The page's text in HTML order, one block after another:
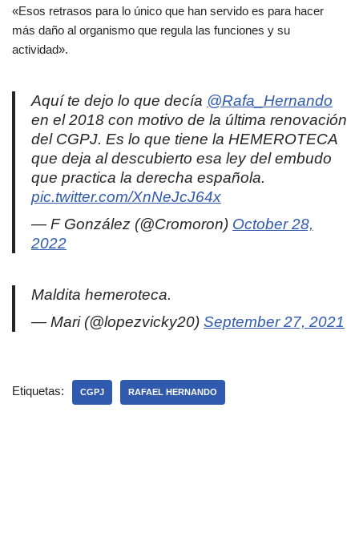
«Esos retrasos para lo único que han servido es para hacer
más daño al organismo que regula las funciones y su
actividad».
Aquí te dejo lo que decía @Rafa_Hernando
en el 2018 con motivo de la última renovación
del CGPJ. Es lo que tiene la HEMEROTECA
que deja al descubierto esa ley del embudo
que practica la derecha española.
pic.twitter.com/XnNeJcJ64x
— F González (@Cromoron) October 28,
2022
Maldita hemeroteca.
— Mari (@lopezvicky20) September 27, 2021
Etiquetas: CGPJ RAFAEL HERNANDO